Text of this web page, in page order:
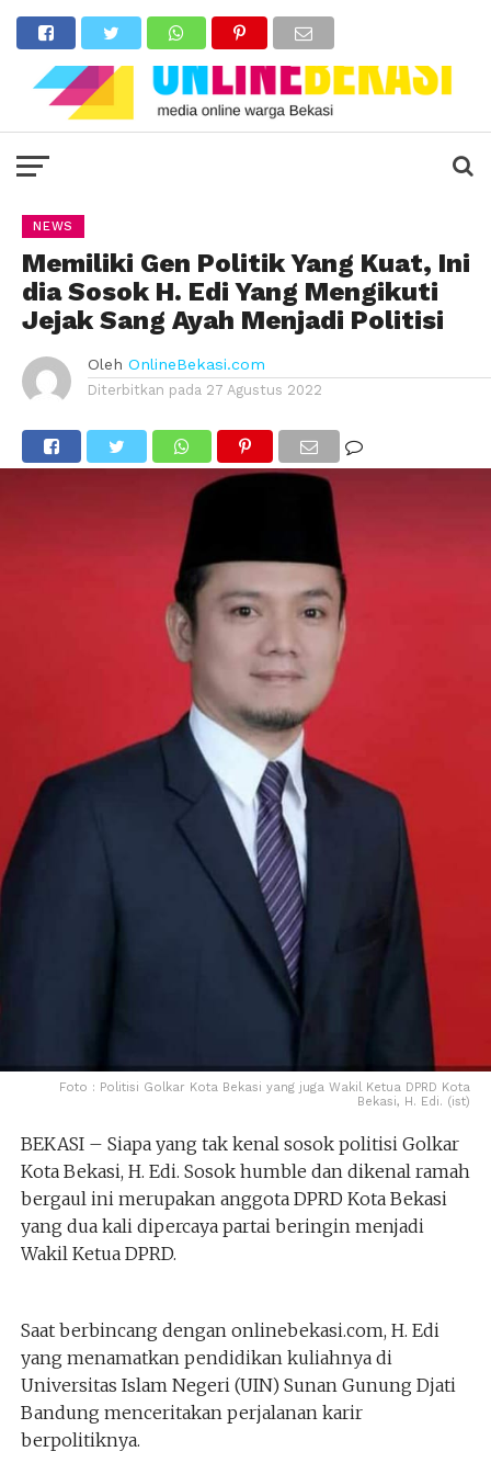
NEWS
Memiliki Gen Politik Yang Kuat, Ini
dia Sosok H. Edi Yang Mengikuti
Jejak Sang Ayah Menjadi Politisi
Oleh OnlineBekasi.com
Diterbitkan pada 27 Agustus 2022
Foto : Politisi Golkar Kota Bekasi yang juga Wakil Ketua DPRD Kota
Bekasi, H. Edi. (ist)
BEKASI – Siapa yang tak kenal sosok politisi Golkar
Kota Bekasi, H. Edi. Sosok humble dan dikenal ramah
bergaul ini merupakan anggota DPRD Kota Bekasi
yang dua kali dipercaya partai beringin menjadi
Wakil Ketua DPRD.
Saat berbincang dengan onlinebekasi.com, H. Edi
yang menamatkan pendidikan kuliahnya di
Universitas Islam Negeri (UIN) Sunan Gunung Djati
Bandung menceritakan perjalanan karir
berpolitiknya.